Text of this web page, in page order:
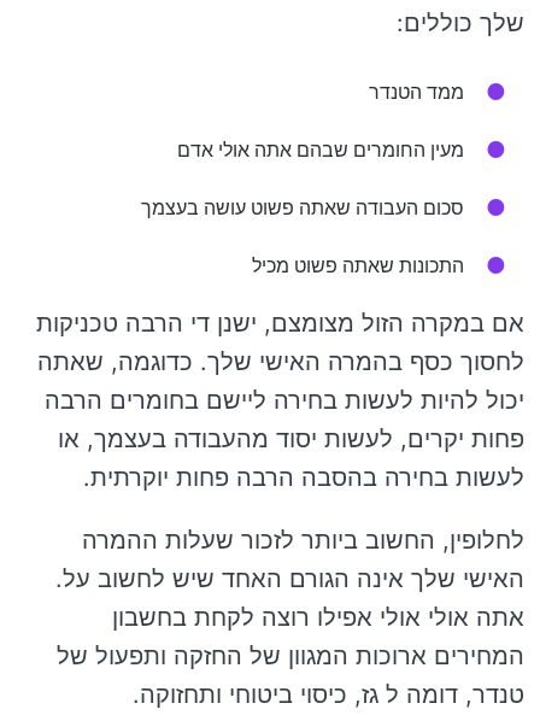
שלך כוללים:
ממד הטנדר
מעין החומרים שבהם אתה אולי אדם
סכום העבודה שאתה פשוט עושה בעצמך
התכונות שאתה פשוט מכיל
אם במקרה הזול מצומצם, ישנן די הרבה טכניקות
לחסוך כסף בהמרה האישי שלך. כדוגמה, שאתה
יכול להיות לעשות בחירה ליישם בחומרים הרבה
פחות יקרים, לעשות יסוד מהעבודה בעצמך, או
לעשות בחירה בהסבה הרבה פחות יוקרתית.
לחלופין, החשוב ביותר לזכור שעלות ההמרה
האישי שלך אינה הגורם האחד שיש לחשוב על.
אתה אולי אולי אפילו רוצה לקחת בחשבון
המחירים ארוכות המגוון של החזקה ותפעול של
טנדר, דומה ל גז, כיסוי ביטוחי ותחזוקה.